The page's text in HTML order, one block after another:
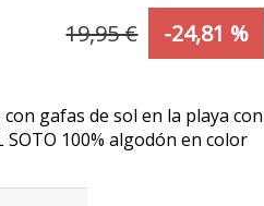
19,95 € -24,81 %
gafas de sol en la playa con
100% algodón en color